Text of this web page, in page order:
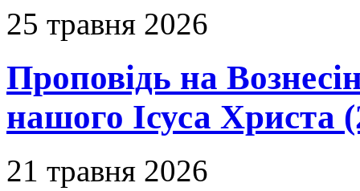
25 травня 2026
Проповідь на
нашого Ісуса Христа
21 травня 2026